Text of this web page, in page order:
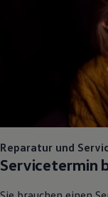
Reparatur und
Servicetermin